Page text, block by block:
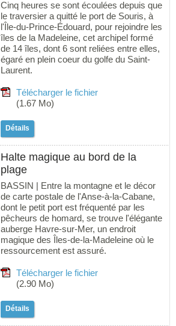
Cinq heures se sont écoulées depuis que
le traversier a quitté le port de Souris, à
l'Île-du-Prince-Édouard, pour rejoindre les
îles de la Madeleine, cet archipel formé
de 14 îles, dont 6 sont reliées entre elles,
égaré en plein coeur du golfe du Saint-
Laurent.
Télécharger le fichier
(1.67 Mo)
Détails
Halte magique au bord de la
plage
BASSIN | Entre la montagne et le décor
de carte postale de l'Anse-à-la-Cabane,
dont le petit port est fréquenté par les
pêcheurs de homard, se trouve l'élégante
auberge Havre-sur-Mer, un endroit
magique des Îles-de-la-Madeleine où le
ressourcement est assuré.
Télécharger le fichier
(2.90 Mo)
Détails